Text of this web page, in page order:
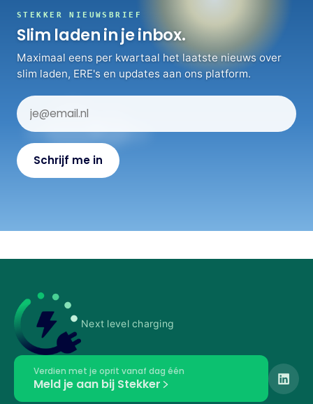
STEKKER NIEUWSBRIEF
Slim laden in je inbox.
Maximaal eens per kwartaal het laatste nieuws over
slim laden, ERE's en updates aan ons platform.
Next level charging
Verdien met je oprit vanaf dag één
Meld je aan bij Stekker